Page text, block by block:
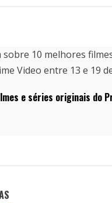
e séries originais do